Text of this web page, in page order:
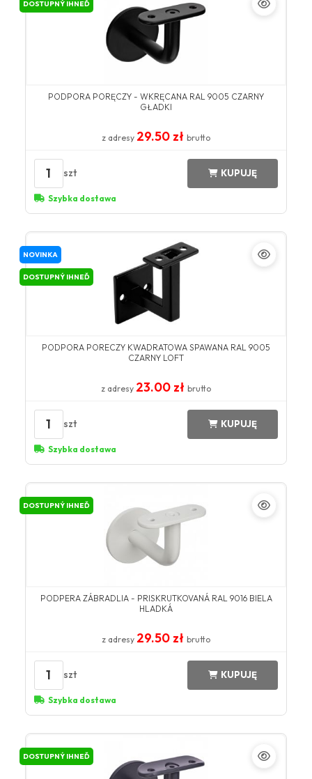
DOSTUPNÝ IHNEĎ
PODPORA PORĘCZY - WKRĘCANA RAL 9005 CZARNY
GŁADKI
z adresy 29.50 zł brutto
1 szt KUPUJĘ
Szybka dostawa
NOVINKA
DOSTUPNÝ IHNEĎ
PODPORA PORECZY KWADRATOWA SPAWANA RAL 9005
CZARNY LOFT
z adresy 23.00 zł brutto
1 szt KUPUJĘ
Szybka dostawa
DOSTUPNÝ IHNEĎ
PODPERA ZÁBRADLIA - PRISKRUTKOVANÁ RAL 9016 BIELA
HLADKÁ
z adresy 29.50 zł brutto
1 szt KUPUJĘ
Szybka dostawa
DOSTUPNÝ IHNEĎ